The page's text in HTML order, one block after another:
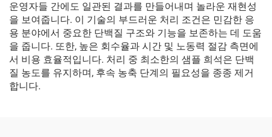
운영자들 간에도 일관된 결과를 만들어내며 놀라운 재현성
을 보여줍니다. 이 기술의 부드러운 처리 조건은 민감한 응
용 분야에서 중요한 단백질 구조와 기능을 보존하는 데 도움
을 줍니다. 또한, 높은 회수율과 시간 및 노동력 절감 측면에
서 비용 효율적입니다. 처리 중 최소한의 샘플 희석은 단백
질 농도를 유지하며, 후속 농축 단계의 필요성을 종종 제거
합니다.